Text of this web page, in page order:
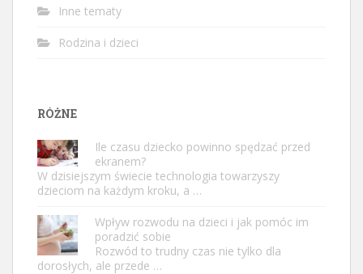
Inne tematy
Rodzina i dzieci
RÓŻNE
Ile czasu dziecko powinno spędzać przed
ekranem?
W dzisiejszym świecie technologia towarzyszy
dzieciom na każdym kroku, a …
Wpływ rozwodu na dzieci i jak pomóc im
poradzić sobie
Rozwód to trudny czas nie tylko dla
dorosłych, ale przede …